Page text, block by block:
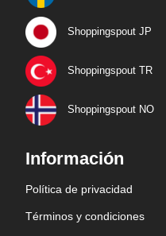
Shoppingspout JP
Shoppingspout TR
Shoppingspout NO
Información
Política de privacidad
Términos y condiciones